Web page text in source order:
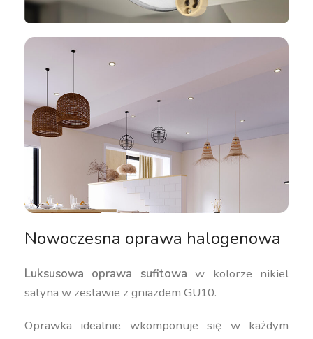
Nowoczesna oprawa halogenowa
Luksusowa oprawa sufitowa w kolorze nikiel
satyna w zestawie z gniazdem GU10.
Oprawka idealnie wkomponuje się w każdym